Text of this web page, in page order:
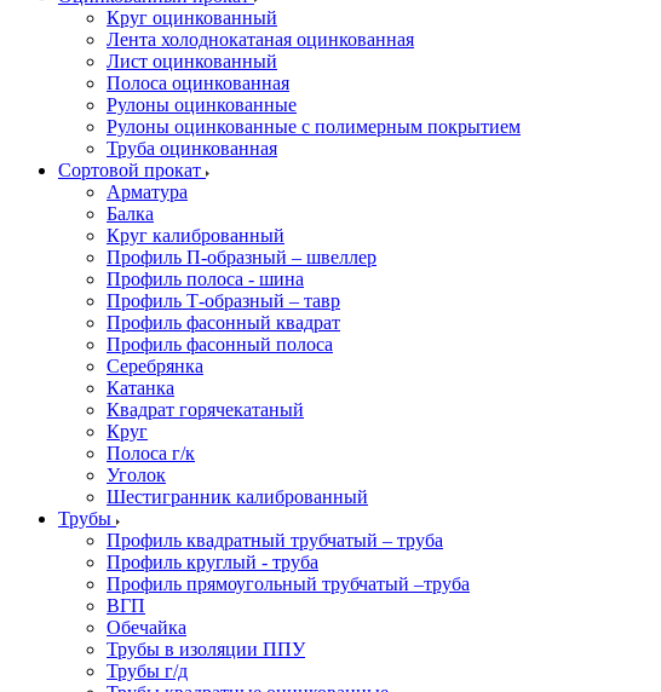
Круг оцинкованный
Лента холоднокатаная оцинкованная
Лист оцинкованный
Полоса оцинкованная
Рулоны оцинкованные
Рулоны оцинкованные с полимерным покрытием
Труба оцинкованная
Сортовой прокат
Арматура
Балка
Круг калиброванный
Профиль П-образный – швеллер
Профиль полоса - шина
Профиль Т-образный – тавр
Профиль фасонный квадрат
Профиль фасонный полоса
Серебрянка
Катанка
Квадрат горячекатаный
Круг
Полоса г/к
Уголок
Шестигранник калиброванный
Трубы
Профиль квадратный трубчатый – труба
Профиль круглый - труба
Профиль прямоугольный трубчатый –труба
ВГП
Обечайка
Трубы в изоляции ППУ
Трубы г/д